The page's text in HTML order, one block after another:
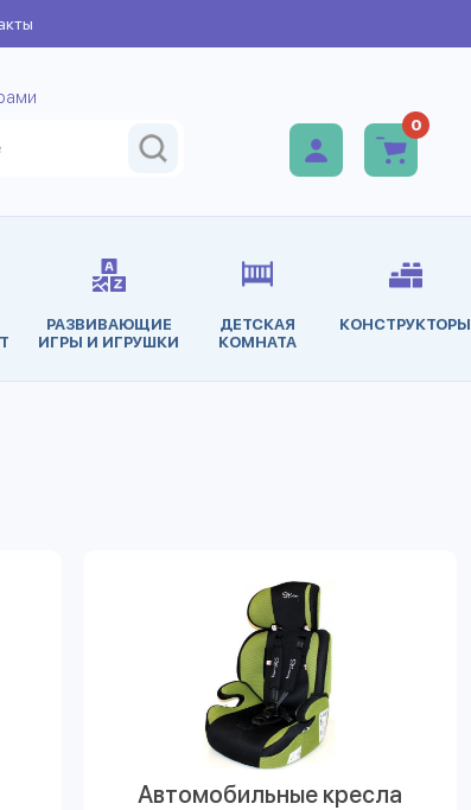
0
РАЗВИВАЮЩИЕ
ИГРЫ И ИГРУШКИ
ДЕТСКАЯ
КОМНАТА
КОНСТРУКТОРЫ
Автомобильные кресла